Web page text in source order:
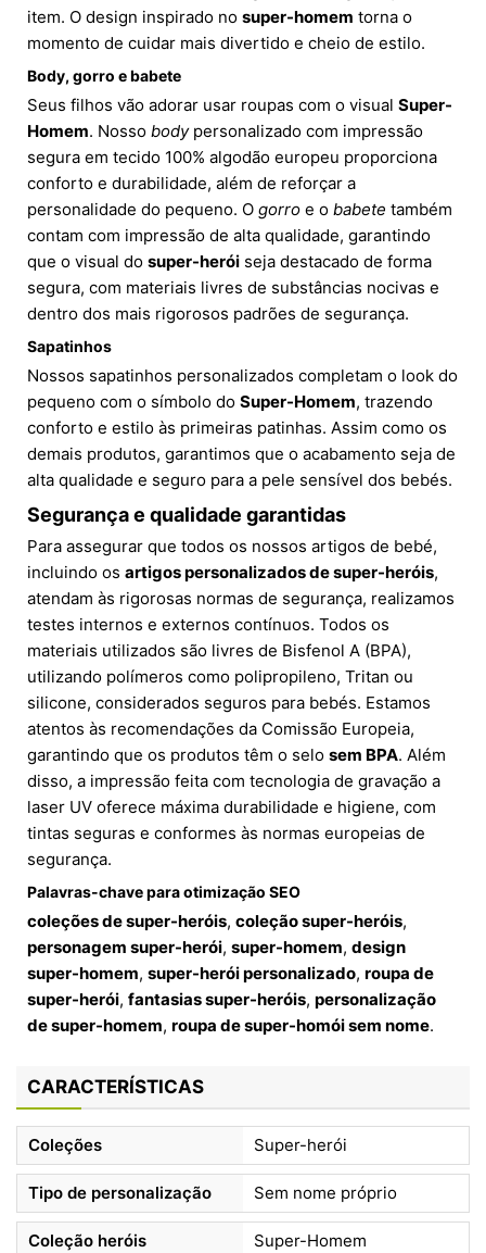
item. O design inspirado no super-homem torna o
momento de cuidar mais divertido e cheio de estilo.
Body, gorro e babete
Seus filhos vão adorar usar roupas com o visual Super-
Homem. Nosso bodypersonalizado com impressão
segura em tecido 100% algodão europeu proporciona
conforto e durabilidade, além de reforçar a
personalidade do pequeno. O gorro e o babete também
contam com impressão de alta qualidade, garantindo
que o visual do super-herói seja destacado de forma
segura, com materiais livres de substâncias nocivas e
dentro dos mais rigorosos padrões de segurança.
Sapatinhos
Nossos sapatinhos personalizados completam o look do
pequeno com o símbolo do Super-Homem, trazendo
conforto e estilo às primeiras patinhas. Assim como os
demais produtos, garantimos que o acabamento seja de
alta qualidade e seguro para a pele sensível dos bebés.
Segurança e qualidade garantidas
Para assegurar que todos os nossos artigos de bebé,
incluindo os artigos personalizados de super-heróis,
atendam às rigorosas normas de segurança, realizamos
testes internos e externos contínuos. Todos os
materiais utilizados são livres de Bisfenol A (BPA),
utilizando polímeros como polipropileno, Tritan ou
silicone, considerados seguros para bebés. Estamos
atentos às recomendações da Comissão Europeia,
garantindo que os produtos têm o selo sem BPA. Além
disso, a impressão feita com tecnologia de gravação a
laser UV oferece máxima durabilidade e higiene, com
tintas seguras e conformes às normas europeias de
segurança.
Palavras-chave para otimização SEO
coleções de super-heróis, coleção super-heróis,
personagem super-herói, super-homem, design
super-homem, super-herói personalizado, roupa de
super-herói, fantasias super-heróis, personalização
de super-homem, roupa de super-homói sem nome.
CARACTERÍSTICAS
Coleções Super-herói
Tipo de personalização Sem nome próprio
Coleção heróis Super-Homem